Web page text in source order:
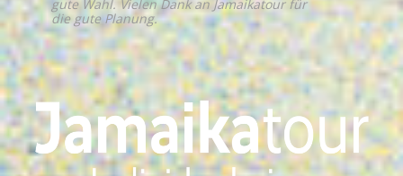
gute Wahl. Vielen Dank an Jamaikatour für
die gute Planung.